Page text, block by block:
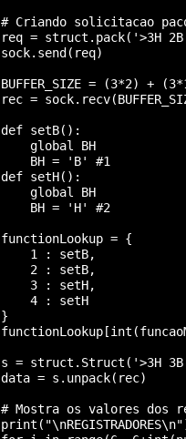
Criando solicitacao
= struct.pack('>3H
= (3*2) +
=
setB():
global BH
BH = 'B' #1
setH():
global BH
BH = 'H' #2
= {
1 : setB,
2 : setB,
3 : setH,
4 : setH
= struct.Struct('>3H
= s.unpack(rec)
Mostra os valores dos